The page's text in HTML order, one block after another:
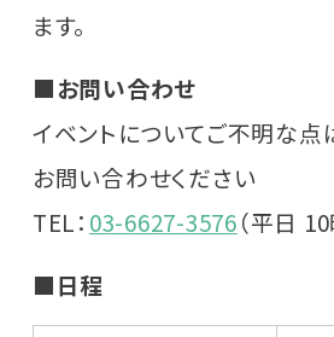
ます。
■お問い合わせ
イベントについてご不明な点
お問い合わせください
TEL： 03-6627-3576（平日
■日程